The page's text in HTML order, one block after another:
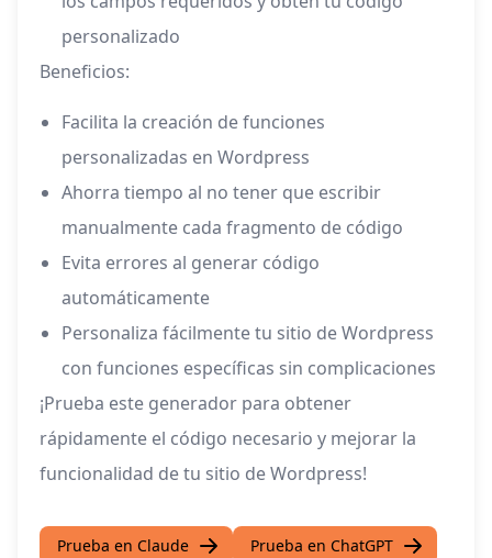
personalizado
Beneficios:
Facilita la creación de funciones
personalizadas en Wordpress
Ahorra tiempo al no tener que escribir
manualmente cada fragmento de código
Evita errores al generar código
automáticamente
Personaliza fácilmente tu sitio de Wordpress
con funciones específicas sin complicaciones
¡Prueba este generador para obtener
rápidamente el código necesario y mejorar la
funcionalidad de tu sitio de Wordpress!
Prueba en Claude Prueba en ChatGPT